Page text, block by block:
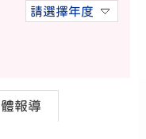
請選擇年度
報導